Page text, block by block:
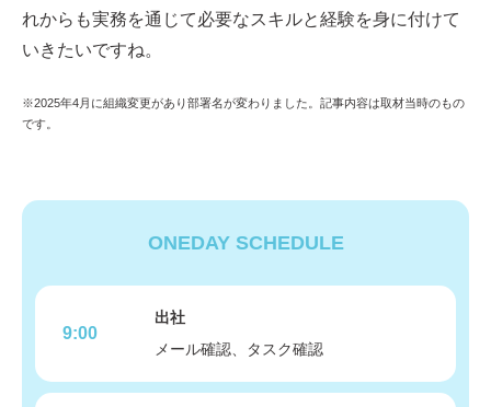
れからも実務を通じて必要なスキルと経験を身に付けて
いきたいですね。
※2025年4月に組織変更があり部署名が変わりました。記事内容は取材当時のもの
です。
ONEDAY SCHEDULE
9:00
出社
メール確認、タスク確認